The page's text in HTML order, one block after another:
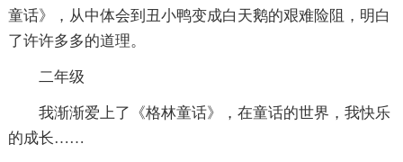
童话》，从中体会到丑小鸭变成白天鹅的艰难险阻，明白
了许许多多的道理。
二年级
我渐渐爱上了《格林童话》，在童话的世界，我快乐
的成长……